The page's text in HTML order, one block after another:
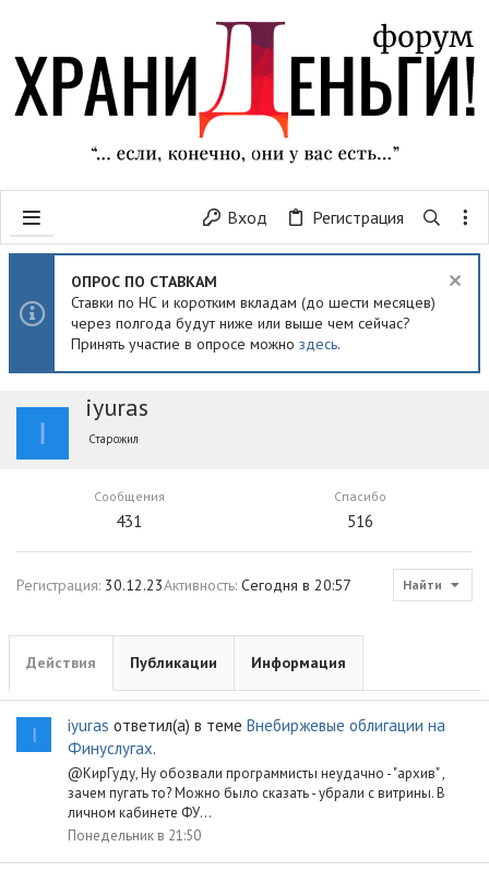
Вход Регистрация
ОПРОС ПО СТАВКАМ
Ставки по НС и коротким вкладам (до шести месяцев)
через полгода будут ниже или выше чем сейчас?
Принять участие в опросе можно здесь.
I
iyuras
Старожил
Сообщения
431
Спасибо
516
Регистрация 30.12.23Активность Сегодня в 20:57 Найти
Действия Публикации Информация
I iyuras ответил(а) в теме Внебиржевые облигации на
Финуслугах.
@КирГуду, Ну обозвали программисты неудачно - "архив" ,
зачем пугать то? Можно было сказать - убрали с витрины. В
личном кабинете ФУ...
Понедельник в 21:50